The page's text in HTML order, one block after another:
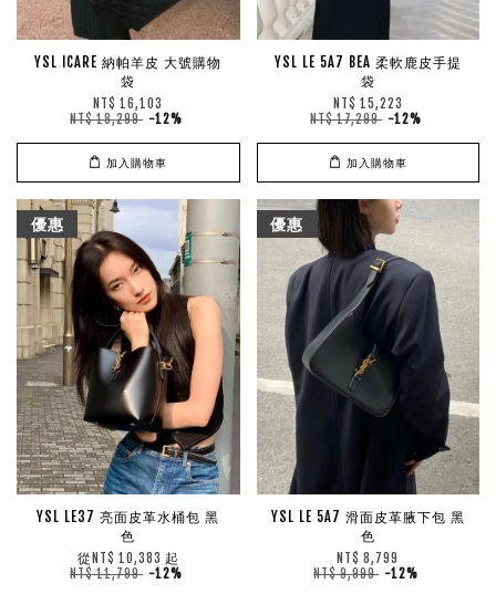
YSL ICARE 納帕羊皮 大號購物
袋
NT$ 16,103
NT$ 18,299 -12%
加入購物車
YSL LE 5A7 BEA 柔軟鹿皮手提
袋
NT$ 15,223
NT$ 17,299 -12%
加入購物車
優惠
YSL LE37 亮面皮革水桶包 黑
色
從 NT$ 10,383 起
NT$ 11,799 -12%
優惠
YSL LE 5A7 滑面皮革腋下包 黑
色
NT$ 8,799
NT$ 9,999 -12%